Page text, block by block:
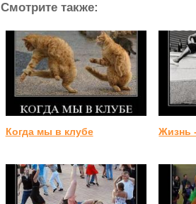
Смотрите также:
Когда мы в клубе Жизнь